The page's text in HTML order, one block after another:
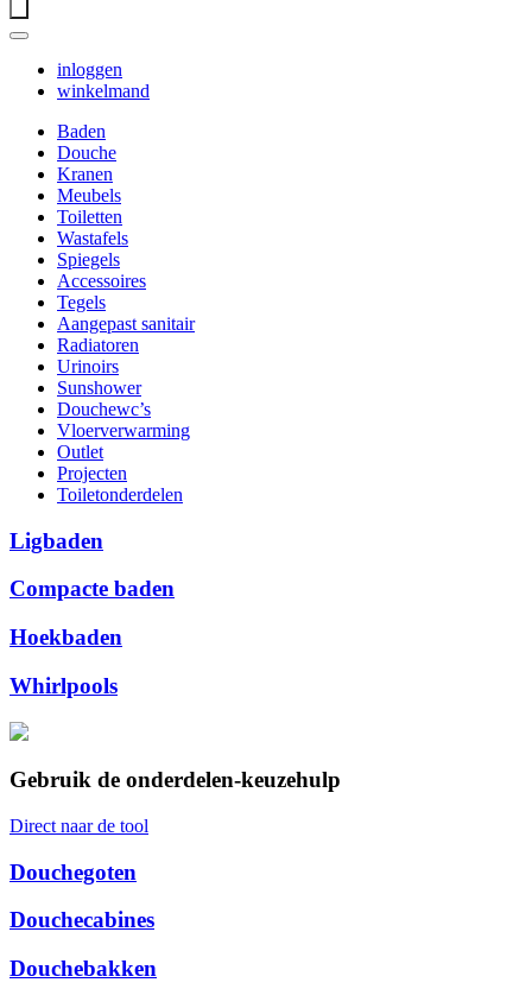
inloggen
winkelmand
Baden
Douche
Kranen
Meubels
Toiletten
Wastafels
Spiegels
Accessoires
Tegels
Aangepast sanitair
Radiatoren
Urinoirs
Sunshower
Douchewc’s
Vloerverwarming
Outlet
Projecten
Toiletonderdelen
Ligbaden
Compacte baden
Hoekbaden
Whirlpools
Gebruik de onderdelen-keuzehulp
Direct naar de tool
Douchegoten
Douchecabines
Douchebakken